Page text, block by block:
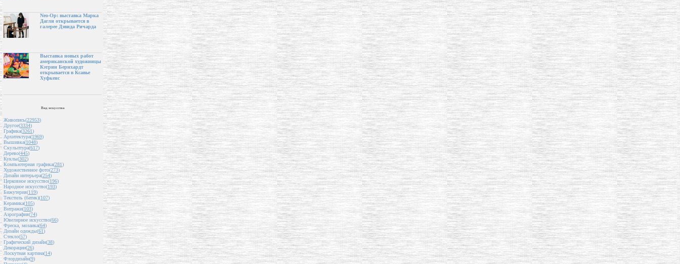
Neo-Op: выставка Марка
Дагли открывается в
галерее Дэвида Ричарда
Выставка новых работ
американской художницы
Кэтрин Бернхардт
открывается в Ксавье
Хуфкенс
Вид искусства
Живопись(22953)
Другое(3334)
Графика(3261)
Архитектура(1969)
Вышивка(1048)
Скульптура(617)
Дерево(445)
Куклы(302)
Компьютерная графика(281)
Художественное фото(273)
Дизайн интерьера(254)
Церковное искусство(196)
Народное искусство(193)
Бижутерия(119)
Текстиль (батик)(107)
Керамика(105)
Витражи(103)
Аэрография(74)
Ювелирное искусство(66)
Фреска, мозаика(64)
Дизайн одежды(61)
Стекло(57)
Графический дизайн(38)
Декорации(26)
Лоскутная картина(14)
Флордизайн(9)